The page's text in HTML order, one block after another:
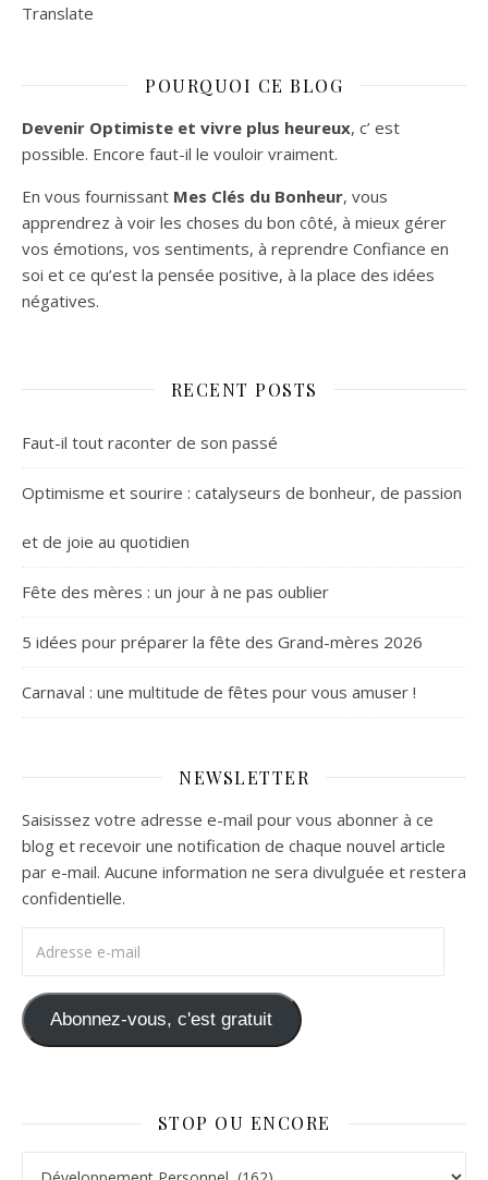
Translate
POURQUOI CE BLOG
Devenir Optimiste et vivre plus heureux, c’ est
possible. Encore faut-il le vouloir vraiment.
En vous fournissant Mes Clés du Bonheur, vous
apprendrez à voir les choses du bon côté, à mieux gérer
vos émotions, vos sentiments, à reprendre Confiance en
soi et ce qu’est la pensée positive, à la place des idées
négatives.
RECENT POSTS
Faut-il tout raconter de son passé
Optimisme et sourire : catalyseurs de bonheur, de passion
et de joie au quotidien
Fête des mères : un jour à ne pas oublier
5 idées pour préparer la fête des Grand-mères 2026
Carnaval : une multitude de fêtes pour vous amuser !
NEWSLETTER
Saisissez votre adresse e-mail pour vous abonner à ce
blog et recevoir une notification de chaque nouvel article
par e-mail. Aucune information ne sera divulguée et restera
confidentielle.
Abonnez-vous, c'est gratuit
STOP OU ENCORE